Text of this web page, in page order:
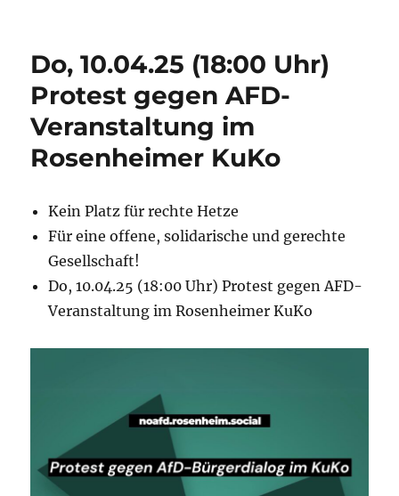
Do, 10.04.25 (18:00 Uhr)
Protest gegen AFD-
Veranstaltung im
Rosenheimer KuKo
Kein Platz für rechte Hetze
Für eine offene, solidarische und gerechte
Gesellschaft!
Do, 10.04.25 (18:00 Uhr) Protest gegen AFD-
Veranstaltung im Rosenheimer KuKo